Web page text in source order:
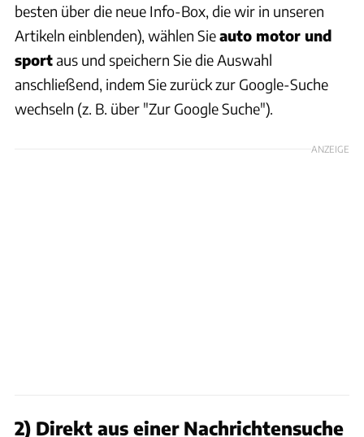
besten über die neue Info-Box, die wir in unseren
Artikeln einblenden), wählen Sieauto motor und
sportaus und speichern Sie die Auswahl
anschließend, indem Sie zurück zur Google-Suche
wechseln (z. B. über "Zur Google Suche").
ANZEIGE
2) Direkt aus einer Nachrichtensuche